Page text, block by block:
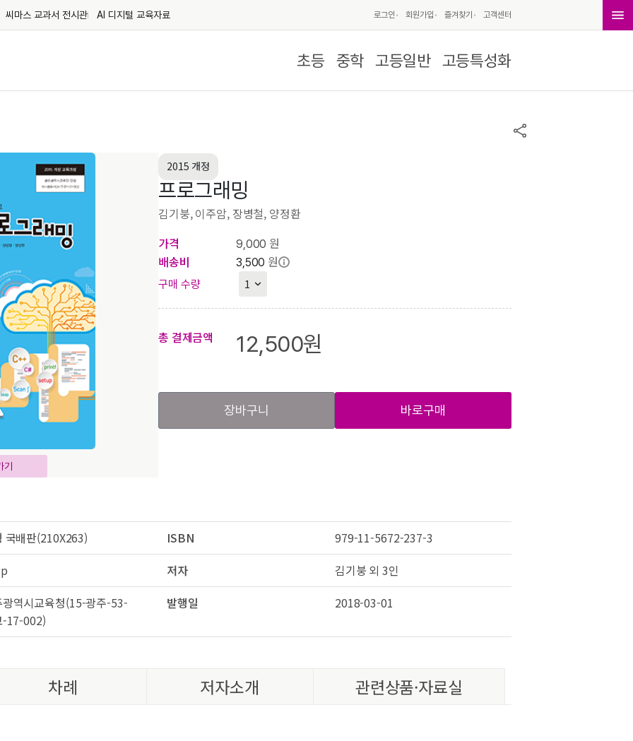
씨마스 교과서 전시관 AI 디지털 교육자료 로그인 회원가입 즐겨찾기 고객센터
초등 중학 고등일반 고등특성화
2015 개정
프로그래밍
김기붕, 이주암, 장병철, 양정환
가격
9,000 원
배송비
3,500 원
구매 수량
총 결제금액 12,500원
장바구니 바로구매
국배판(210X263) ISBN
979-11-5672-237-3
저자
김기붕 외 3인
역시교육청(15-광주-53-
-17-002)
발행일 2018-03-01
차례 저자소개 관련상품·자료실